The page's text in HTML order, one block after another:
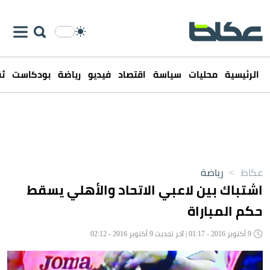
الرئيسية محليات سياسة اقتصاد فيديو رياضة بودكاست
عكاظ > رياضة
اشتباك بين لاعبي الاتحاد والأهلي يسقط
حكم المباراة